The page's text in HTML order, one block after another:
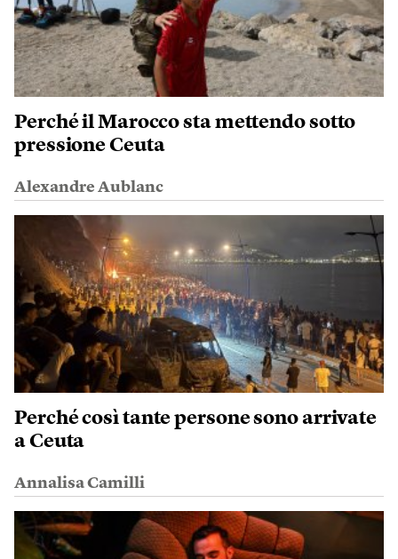
Perché il Marocco sta mettendo sotto
pressione Ceuta
Alexandre Aublanc
Perché così tante persone sono arrivate
a Ceuta
Annalisa Camilli